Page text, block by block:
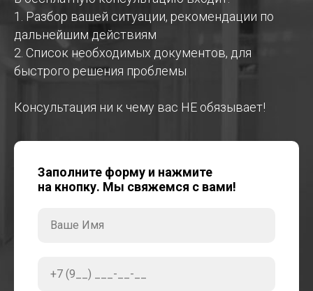
1. Разбор вашей ситуации, рекомендации по
дальнейшим действиям
2. Список необходимых документов, для
быстрого решения проблемы
Консультация ни к чему вас НЕ обязывает!
Заполните форму и нажмите
на кнопку. Мы свяжемся с вами!
Ваше Имя
+7 (9__) ___-__-__